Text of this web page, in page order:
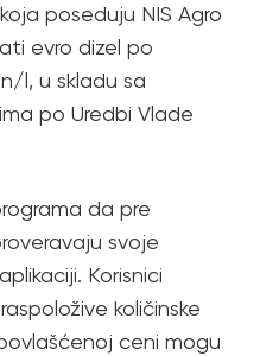
poseduju NIS Agro
evro dizel po
l, u skladu sa
po Uredbi Vlade
da pre
svoje
Korisnici
količinske
ceni mogu